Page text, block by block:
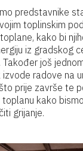
predstavnike
toplinskim
kako bi
iz gradskog
još
izvode radove na
prije završe te
kako
grijanje.